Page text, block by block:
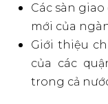
mới của
Giới thiệu
của các
trong cả